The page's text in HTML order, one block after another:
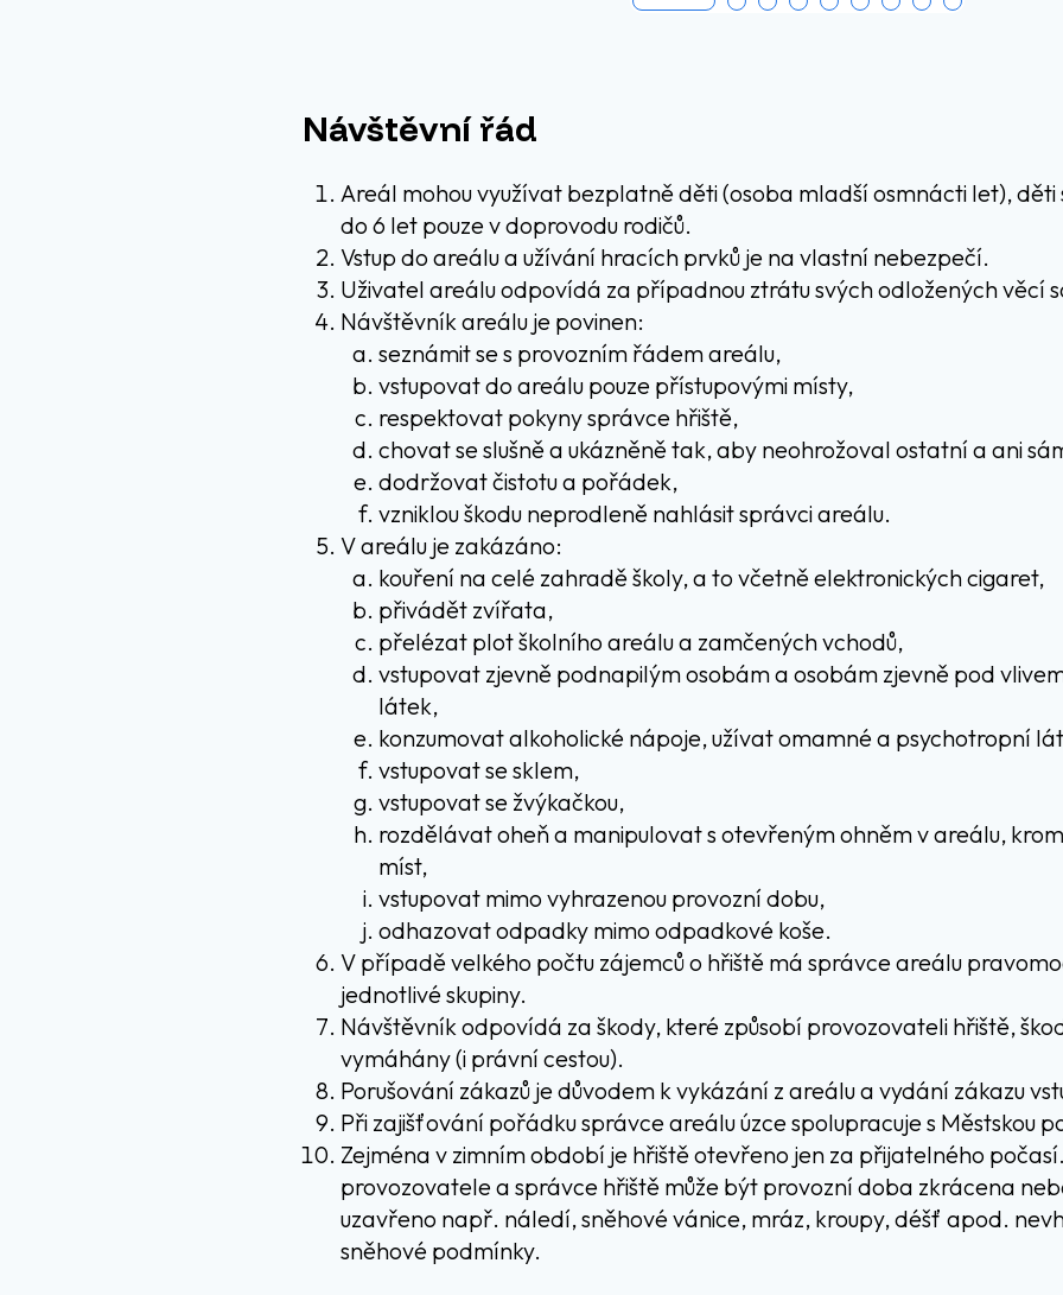
Návštěvní řád
Areál mohou využívat bezplatně děti (osoba mladší osmnácti let), děti
do 6 let pouze v doprovodu rodičů.
Vstup do areálu a užívání hracích prvků je na vlastní nebezpečí.
Uživatel areálu odpovídá za případnou ztrátu svých odložených věcí
Návštěvník areálu je povinen:
seznámit se s provozním řádem areálu,
vstupovat do areálu pouze přístupovými místy,
respektovat pokyny správce hřiště,
chovat se slušně a ukázněně tak, aby neohrožoval ostatní a ani
dodržovat čistotu a pořádek,
vzniklou škodu neprodleně nahlásit správci areálu.
V areálu je zakázáno:
kouření na celé zahradě školy, a to včetně elektronických cigaret,
přivádět zvířata,
přelézat plot školního areálu a zamčených vchodů,
vstupovat zjevně podnapilým osobám a osobám zjevně pod
látek,
konzumovat alkoholické nápoje, užívat omamné a psychotropní
vstupovat se sklem,
vstupovat se žvýkačkou,
rozdělávat oheň a manipulovat s otevřeným ohněm v areálu,
míst,
vstupovat mimo vyhrazenou provozní dobu,
odhazovat odpadky mimo odpadkové koše.
V případě velkého počtu zájemců o hřiště má správce areálu
jednotlivé skupiny.
Návštěvník odpovídá za škody, které způsobí provozovateli hřiště,
vymáhány (i právní cestou).
Porušování zákazů je důvodem k vykázání z areálu a vydání zákazu
Při zajišťování pořádku správce areálu úzce spolupracuje s Městskou
Zejména v zimním období je hřiště otevřeno jen za přijatelného
provozovatele a správce hřiště může být provozní doba zkrácena
uzavřeno např. náledí, sněhové vánice, mráz, kroupy, déšť apod.
sněhové podmínky.